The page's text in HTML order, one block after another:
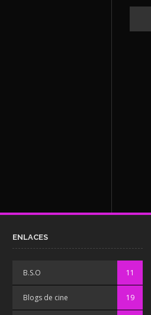
ENLACES
B.S.O 11
Blogs de cine 19